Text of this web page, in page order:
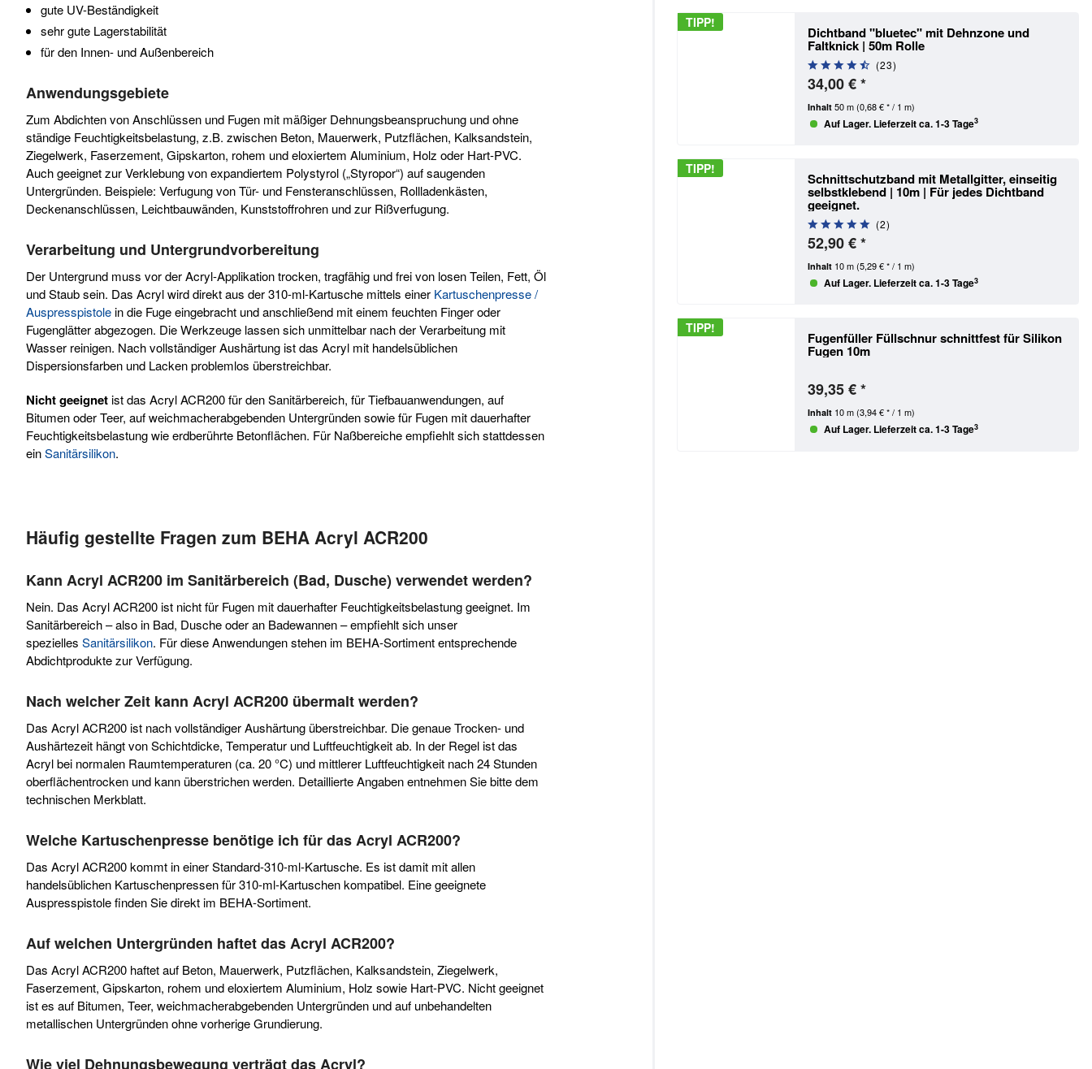
gute UV-Beständigkeit
sehr gute Lagerstabilität
für den Innen- und Außenbereich
Anwendungsgebiete
Zum Abdichten von Anschlüssen und Fugen mit mäßiger Dehnungsbeanspruchung und ohne
ständige Feuchtigkeitsbelastung, z.B. zwischen Beton, Mauerwerk, Putzflächen, Kalksandstein,
Ziegelwerk, Faserzement, Gipskarton, rohem und eloxiertem Aluminium, Holz oder Hart-PVC.
Auch geeignet zur Verklebung von expandiertem Polystyrol („Styropor“) auf saugenden
Untergründen. Beispiele: Verfugung von Tür- und Fensteranschlüssen, Rollladenkästen,
Deckenanschlüssen, Leichtbauwänden, Kunststoffrohren und zur Rißverfugung.
Verarbeitung und Untergrundvorbereitung
Der Untergrund muss vor der Acryl-Applikation trocken, tragfähig und frei von losen Teilen, Fett, Öl
und Staub sein. Das Acryl wird direkt aus der 310-ml-Kartusche mittels einer Kartuschenpresse /
Auspresspistolein die Fuge eingebracht und anschließend mit einem feuchten Finger oder
Fugenglätter abgezogen. Die Werkzeuge lassen sich unmittelbar nach der Verarbeitung mit
Wasser reinigen. Nach vollständiger Aushärtung ist das Acryl mit handelsüblichen
Dispersionsfarben und Lacken problemlos überstreichbar.
Nicht geeignetist das Acryl ACR200 für den Sanitärbereich, für Tiefbauanwendungen, auf
Bitumen oder Teer, auf weichmacherabgebenden Untergründen sowie für Fugen mit dauerhafter
Feuchtigkeitsbelastung wie erdberührte Betonflächen. Für Naßbereiche empfiehlt sich stattdessen
einSanitärsilikon.
Häufig gestellte Fragen zum BEHA Acryl ACR200
Kann Acryl ACR200 im Sanitärbereich (Bad, Dusche) verwendet werden?
Nein. Das Acryl ACR200 ist nicht für Fugen mit dauerhafter Feuchtigkeitsbelastung geeignet. Im
Sanitärbereich – also in Bad, Dusche oder an Badewannen – empfiehlt sich unser
spezielles Sanitärsilikon. Für diese Anwendungen stehen im BEHA-Sortiment entsprechende
Abdichtprodukte zur Verfügung.
Nach welcher Zeit kann Acryl ACR200 übermalt werden?
Das Acryl ACR200 ist nach vollständiger Aushärtung überstreichbar. Die genaue Trocken- und
Aushärtezeit hängt von Schichtdicke, Temperatur und Luftfeuchtigkeit ab. In der Regel ist das
Acryl bei normalen Raumtemperaturen (ca. 20 °C) und mittlerer Luftfeuchtigkeit nach 24 Stunden
oberflächentrocken und kann überstrichen werden. Detaillierte Angaben entnehmen Sie bitte dem
technischen Merkblatt.
Welche Kartuschenpresse benötige ich für das Acryl ACR200?
Das Acryl ACR200 kommt in einer Standard-310-ml-Kartusche. Es ist damit mit allen
handelsüblichen Kartuschenpressen für 310-ml-Kartuschen kompatibel. Eine geeignete
Auspresspistole finden Sie direkt im BEHA-Sortiment.
Auf welchen Untergründen haftet das Acryl ACR200?
Das Acryl ACR200 haftet auf Beton, Mauerwerk, Putzflächen, Kalksandstein, Ziegelwerk,
Faserzement, Gipskarton, rohem und eloxiertem Aluminium, Holz sowie Hart-PVC. Nicht geeignet
ist es auf Bitumen, Teer, weichmacherabgebenden Untergründen und auf unbehandelten
metallischen Untergründen ohne vorherige Grundierung.
Wie viel Dehnungsbewegung verträgt das Acryl?
TIPP!
Dichtband "bluetec" mit Dehnzone und
Faltknick | 50m Rolle
(23)
34,00 € *
Inhalt 50 m(0,68 € * / 1 m)
Auf Lager. Lieferzeit ca. 1-3 Tage3
TIPP!
Schnittschutzband mit Metallgitter, einseitig
selbstklebend | 10m | Für jedes Dichtband
geeignet.
(2)
52,90 € *
Inhalt 10 m(5,29 € * / 1 m)
Auf Lager. Lieferzeit ca. 1-3 Tage3
TIPP!
Fugenfüller Füllschnur schnittfest für Silikon
Fugen 10m
39,35 € *
Inhalt 10 m(3,94 € * / 1 m)
Auf Lager. Lieferzeit ca. 1-3 Tage3